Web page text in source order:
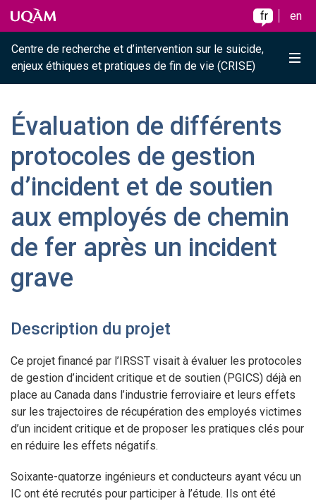
Raccourci vers le contenu
Raccourci vers le menu principal
Raccourci vers la recherche
Skip to main content
Skip to main menu
Skip to search
fr en
Centre de recherche et d’intervention sur le suicide,
enjeux éthiques et pratiques de fin de vie (CRISE)
Évaluation de différents
protocoles de gestion
d’incident et de soutien
aux employés de chemin
de fer après un incident
grave
Description du projet
Ce projet financé par l’IRSST visait à évaluer les protocoles
de gestion d’incident critique et de soutien (PGICS) déjà en
place au Canada dans l’industrie ferroviaire et leurs effets
sur les trajectoires de récupération des employés victimes
d’un incident critique et de proposer les pratiques clés pour
en réduire les effets négatifs.
Soixante-quatorze ingénieurs et conducteurs ayant vécu un
IC ont été recrutés pour participer à l’étude. Ils ont été